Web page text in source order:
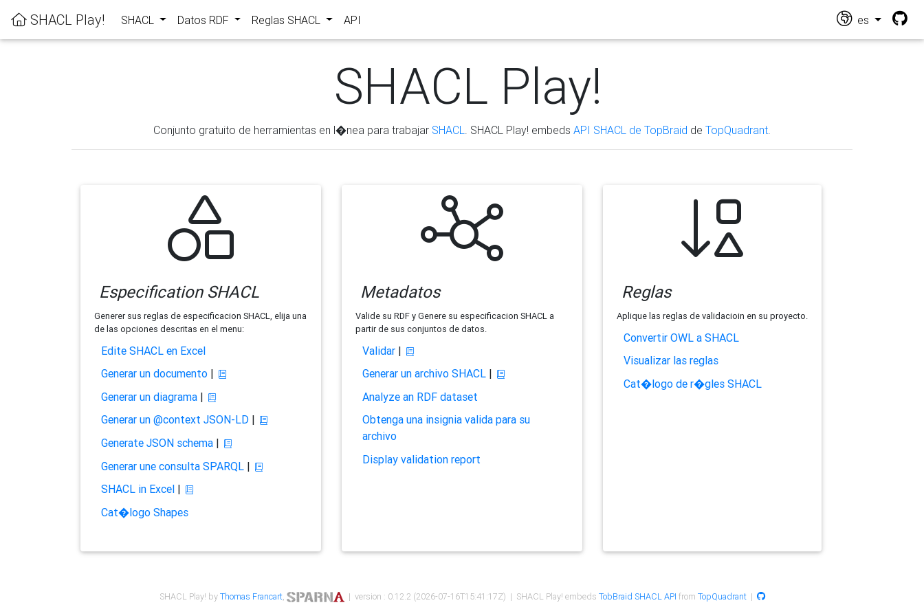
SHACL Play! SHACL Datos RDF Reglas SHACL API es
SHACL Play!
Conjunto gratuito de herramientas en l�nea para trabajar SHACL . SHACL Play! embeds API SHACL de TopBraid de TopQuadrant
Especification SHACL
Generer sus reglas de especificacion SHACL, elija una
de las opciones descritas en el menu:
Edite SHACL en Excel
Generar un documento|
Generar un diagrama|
Generar un @context JSON-LD|
Generate JSON schema|
Generar une consulta SPARQL|
SHACL in Excel|
Cat�logo Shapes
Metadatos
Valide su RDF y Genere su especificacion SHACL a
partir de sus conjuntos de datos.
Validar|
Generar un archivo SHACL|
Analyze an RDF dataset
Obtenga una insignia valida para su
archivo
Display validation report
Reglas
Aplique las reglas de validacioin en su proyecto.
Convertir OWL a SHACL
Visualizar las reglas
Cat�logo de r�gles SHACL
SHACL Play! byThomas Francart, | version : 0.12.2 (2026-07-16T15:41:17Z) | SHACL Play! embeds TobBraid SHACL API from TopQuadrant|